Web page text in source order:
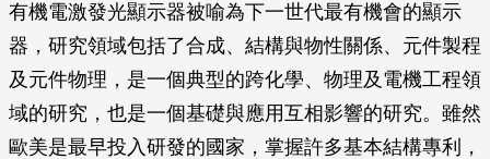
有機電激發光顯示器被喻為下一世代最有機會的顯示
器，研究領域包括了合成、結構與物性關係、元件製程
及元件物理，是一個典型的跨化學、物理及電機工程領
域的研究，也是一個基礎與應用互相影響的研究。雖然
歐美是最早投入研發的國家，掌握許多基本結構專利，